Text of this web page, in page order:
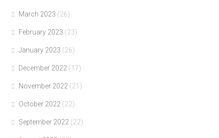
March 2023 (26)
February 2023 (23)
January 2023 (26)
December 2022 (17)
November 2022 (21)
October 2022 (22)
September 2022 (22)